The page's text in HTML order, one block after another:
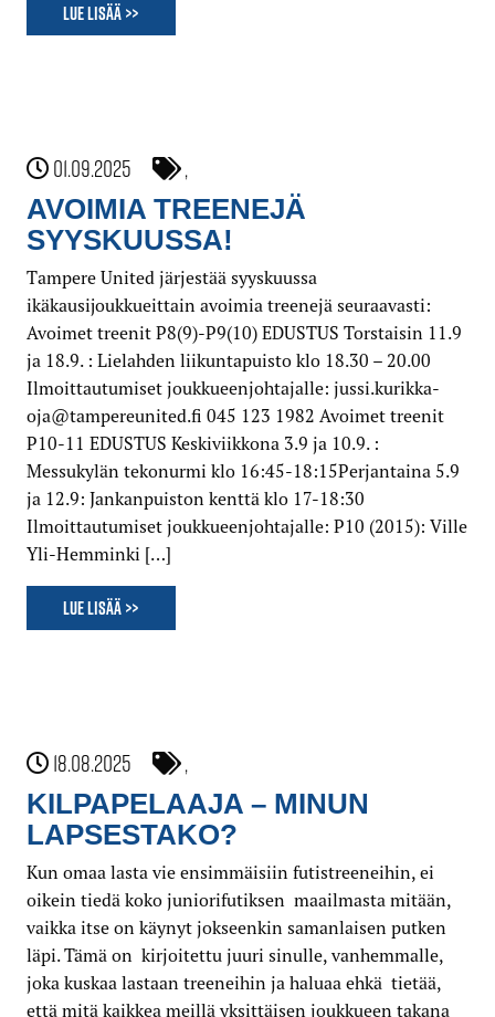
Lue lisää >>
01.09.2025 ,
AVOIMIA TREENEJÄ
SYYSKUUSSA!
Tampere United järjestää syyskuussa
ikäkausijoukkueittain avoimia treenejä seuraavasti:
Avoimet treenit P8(9)-P9(10) EDUSTUS Torstaisin 11.9
ja 18.9. : Lielahden liikuntapuisto klo 18.30 – 20.00
Ilmoittautumiset joukkueenjohtajalle: jussi.kurikka-
oja@tampereunited.fi 045 123 1982 Avoimet treenit
P10-11 EDUSTUS Keskiviikkona 3.9 ja 10.9. :
Messukylän tekonurmi klo 16:45-18:15Perjantaina 5.9
ja 12.9: Jankanpuiston kenttä klo 17-18:30
Ilmoittautumiset joukkueenjohtajalle: P10 (2015): Ville
Yli-Hemminki […]
Lue lisää >>
18.08.2025 ,
KILPAPELAAJA – MINUN
LAPSESTAKO?
Kun omaa lasta vie ensimmäisiin futistreeneihin, ei
oikein tiedä koko juniorifutiksen maailmasta mitään,
vaikka itse on käynyt jokseenkin samanlaisen putken
läpi. Tämä on kirjoitettu juuri sinulle, vanhemmalle,
joka kuskaa lastaan treeneihin ja haluaa ehkä tietää,
että mitä kaikkea meillä yksittäisen joukkueen takana